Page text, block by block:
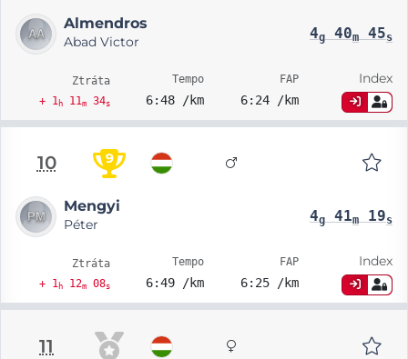
Almendros
Abad Victor 4g40m45s
Ztráta
+ 1h11m34s
Tempo
6:48 /km
FAP
6:24 /km
Index
10 9
Mengyi
Péter 4g41m19s
Ztráta
+ 1h12m08s
Tempo
6:49 /km
FAP
6:25 /km
Index
11